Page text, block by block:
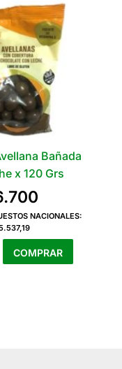
Bañada
x 120 Grs
NACIONALES:
COMPRAR